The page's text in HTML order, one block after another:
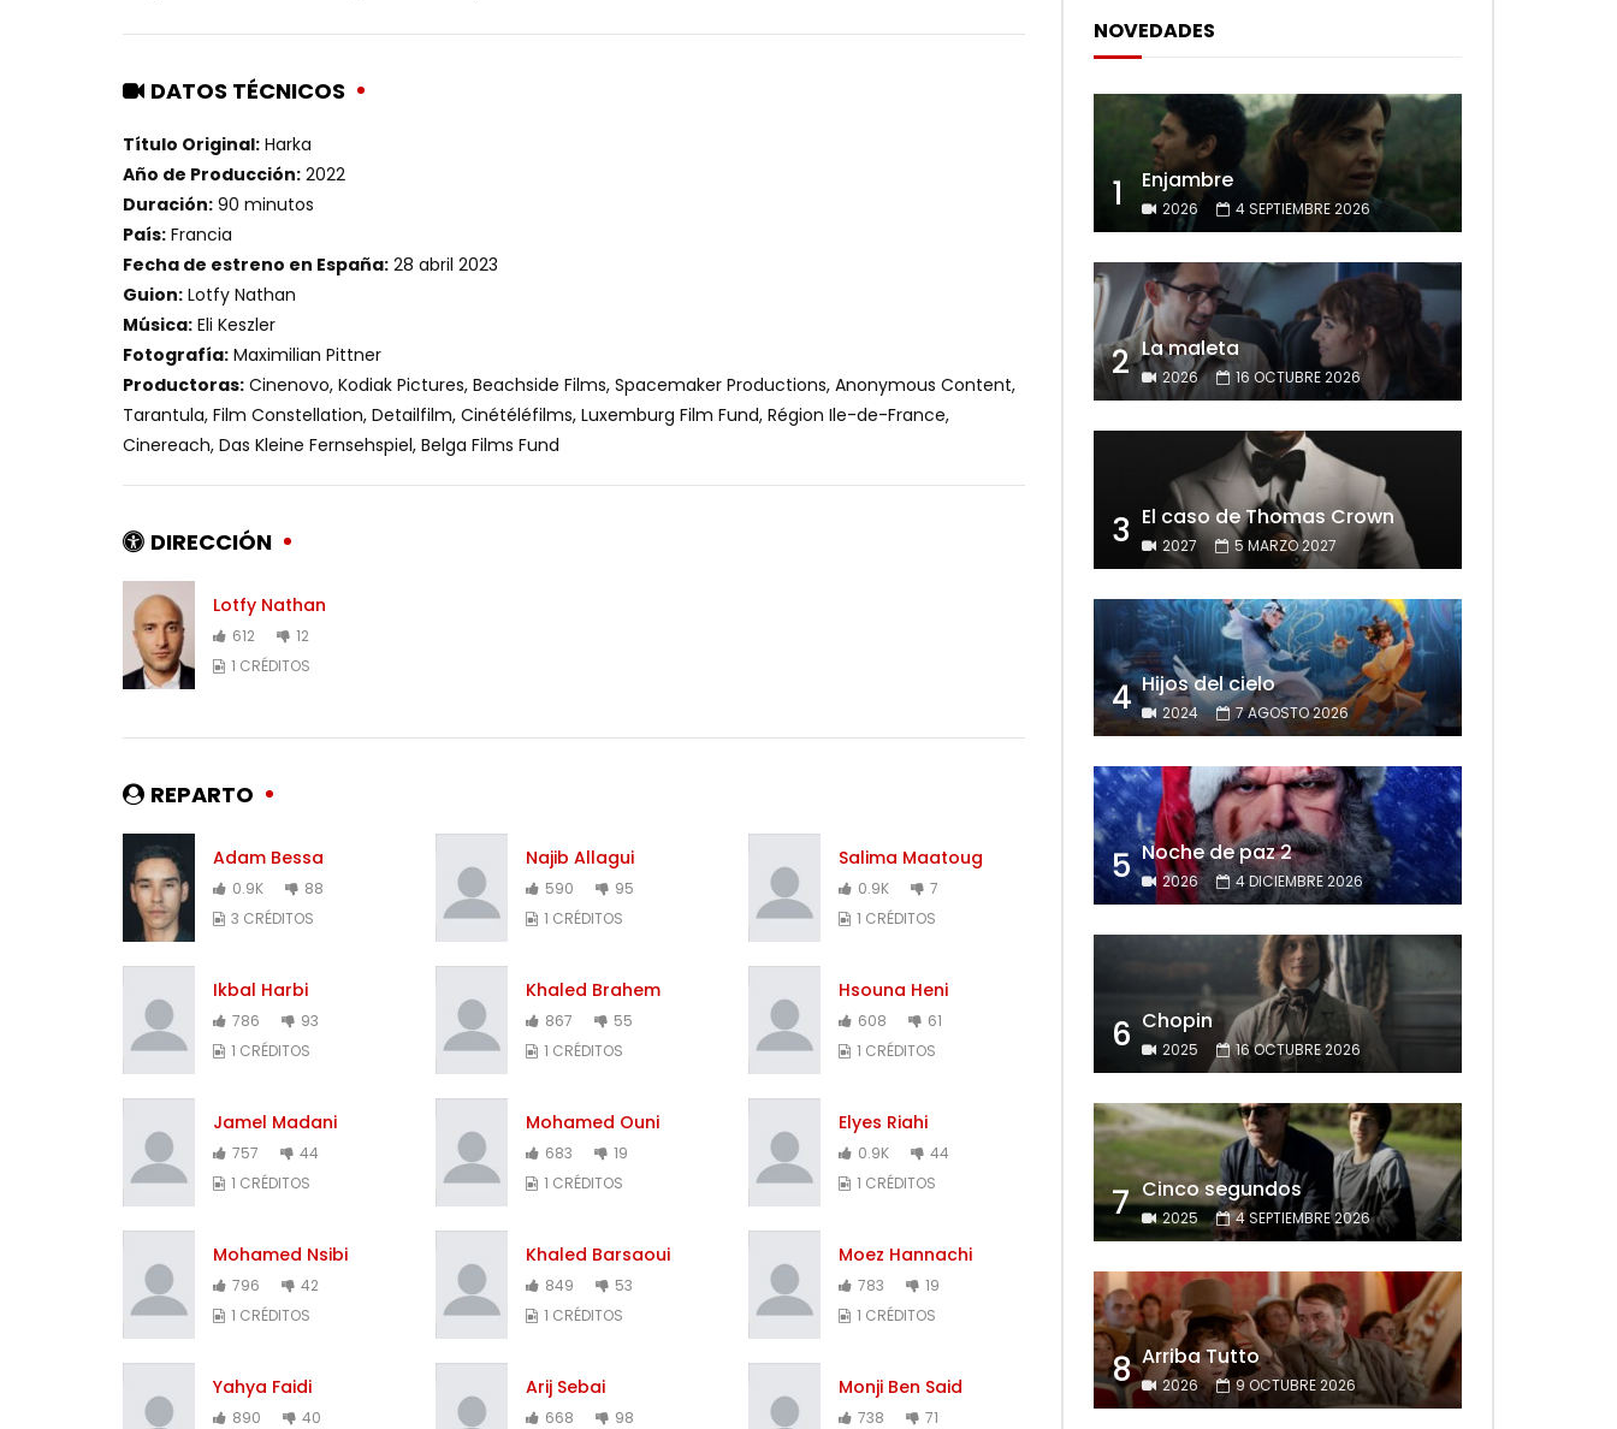
DATOS TÉCNICOS
Título Original: Harka
Año de Producción: 2022
Duración: 90 minutos
País: Francia
Fecha de estreno en España: 28 abril 2023
Guion: Lotfy Nathan
Música: Eli Keszler
Fotografía: Maximilian Pittner
Productoras: Cinenovo, Kodiak Pictures, Beachside Films, Spacemaker Productions, Anonymous Content,
Tarantula, Film Constellation, Detailfilm, Cinétéléfilms, Luxemburg Film Fund, Région Ile-de-France,
Cinereach, Das Kleine Fernsehspiel, Belga Films Fund
DIRECCIÓN
Lotfy Nathan
612
12
1 CRÉDITOS
REPARTO
Adam Bessa
0.9K
88
3 CRÉDITOS
Najib Allagui
590
95
1 CRÉDITOS
Salima Maatoug
0.9K
7
1 CRÉDITOS
Ikbal Harbi
786
93
1 CRÉDITOS
Khaled Brahem
867
55
1 CRÉDITOS
Hsouna Heni
608
61
1 CRÉDITOS
Jamel Madani
757
44
1 CRÉDITOS
Mohamed Ouni
683
19
1 CRÉDITOS
Elyes Riahi
0.9K
44
1 CRÉDITOS
Mohamed Nsibi
796
42
1 CRÉDITOS
Khaled Barsaoui
849
53
1 CRÉDITOS
Moez Hannachi
783
19
1 CRÉDITOS
Yahya Faidi
890
40
Arij Sebai
668
98
Monji Ben Said
738
71
NOVEDADES
1 Enjambre
2026 4 SEPTIEMBRE 2026
2 La maleta
2026 16 OCTUBRE 2026
3 El caso de Thomas Crown
2027 5 MARZO 2027
4 Hijos del cielo
2024 7 AGOSTO 2026
5 Noche de paz 2
2026 4 DICIEMBRE 2026
6 Chopin
2025 16 OCTUBRE 2026
7 Cinco segundos
2025 4 SEPTIEMBRE 2026
8 Arriba Tutto
2026 9 OCTUBRE 2026